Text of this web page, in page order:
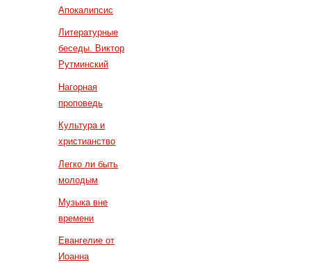
Апокалипсис
Литературные
беседы. Виктор
Рутминский
Нагорная
проповедь
Культура и
христианство
Легко ли быть
молодым
Музыка вне
времени
Евангелие от
Иоанна